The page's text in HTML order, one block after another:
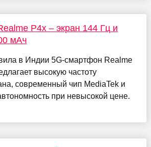
P4x – экран 144 Гц и
мАч
в Индии 5G-смартфон Realme
высокую частоту
современный чип MediaTek и
при невысокой цене.